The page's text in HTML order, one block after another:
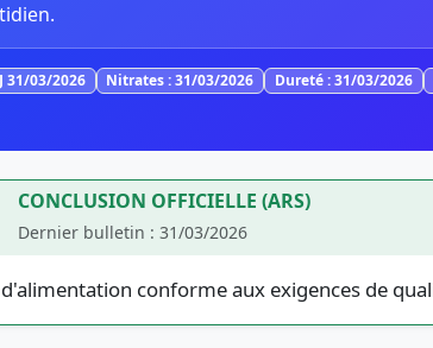
31/03/2026 Nitrates : 31/03/2026 Dureté : 31/03/2026
CONCLUSION OFFICIELLE (ARS)
Dernier bulletin : 31/03/2026
d'alimentation conforme aux exigences de